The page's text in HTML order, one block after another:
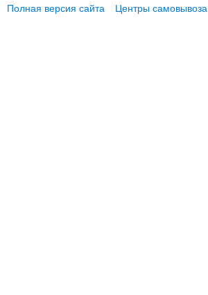
Полная версия сайта Центры самовывоза